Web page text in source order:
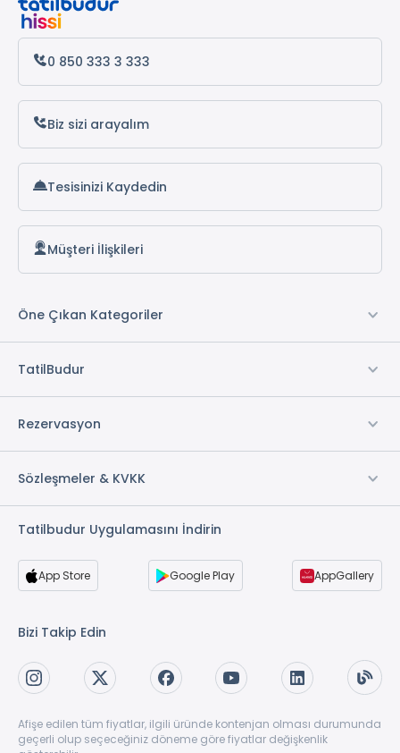
0 850 333 3 333
Biz sizi arayalım
Tesisinizi Kaydedin
Müşteri İlişkileri
Öne Çıkan Kategoriler
TatilBudur
Rezervasyon
Sözleşmeler & KVKK
Tatilbudur Uygulamasını İndirin
App Store Google Play AppGallery
Bizi Takip Edin
Afişe edilen tüm fiyatlar, ilgili üründe kontenjan olması durumunda
geçerli olup seçeceğiniz döneme göre fiyatlar değişkenlik